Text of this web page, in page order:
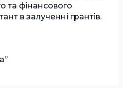
та фінансового
в залученні грантів.